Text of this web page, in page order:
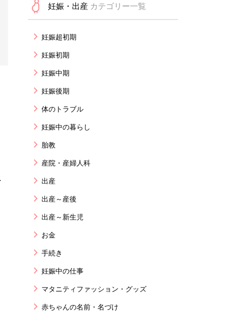
妊娠・出産 カテゴリー一覧
妊娠超初期
妊娠初期
妊娠中期
妊娠後期
体のトラブル
妊娠中の暮らし
胎教
産院・産婦人科
出産
出産～産後
出産～新生児
お金
手続き
妊娠中の仕事
マタニティファッション・グッズ
赤ちゃんの名前・名づけ